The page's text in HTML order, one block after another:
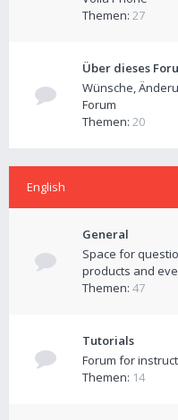
Themen: 27
Über dieses
Wünsche,
Forum
Themen: 20
English
General
Space for
products and
Themen: 47
Tutorials
Forum for
Themen: 14